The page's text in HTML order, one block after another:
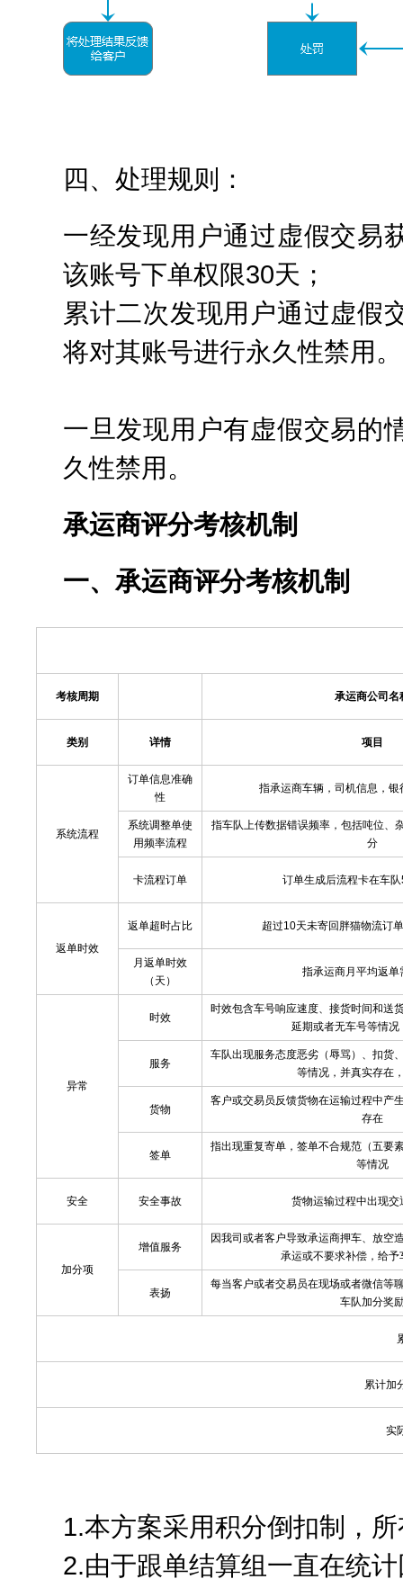
四、处理规则：
一经发现用户通过虚假交易
该账号下单权限30天；
累计二次发现用户通过虚假
将对其账号进行永久性禁用。
一旦发现用户有虚假交易的
久性禁用。
承运商评分考核机制
一、承运商评分考核机制
考核周期 承运商公司名
类别 详情 项目
系统流程
订单信息准确
性
指承运商车辆，司机信息，银
系统调整单使
用频率流程
指车队上传数据错误频率，包括吨位、
分
卡流程订单 订单生成后流程卡在车
返单时效
返单超时占比 超过10天未寄回胖猫物流订
月返单时效
（天）
指承运商月平均返单
异常
时效
时效包含车号响应速度、接货时间和送
延期或者无车号等情况
服务
车队出现服务态度恶劣（辱骂）、扣货
等情况，并真实存在
货物
客户或交易员反馈货物在运输过程中产
存在
签单
指出现重复寄单，签单不合规范（五要
等情况
安全 安全事故 货物运输过程中出现交
加分项
增值服务
因我司或者客户导致承运商押车、放空
承运或不要求补偿，给予
表扬
每当客户或者交易员在现场或者微信等
车队加分奖
累计加
实
1.本方案采用积分倒扣制，
2.由于跟单结算组一直在统